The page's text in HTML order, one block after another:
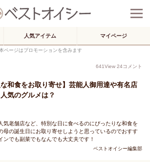
人気アイテム マイページ
ページはプロモーションを含みます
641View 24コメント
な和食をお取り寄せ】芸能人御用達や有名店
気のグルメは？
気老舗店など、特別な日に食べるのにぴったりな和食を
母の誕生日にお取り寄せしようと思っているのでおすす
ンでも副菜でもなんでも大丈夫です！
ベストオイシー編集部